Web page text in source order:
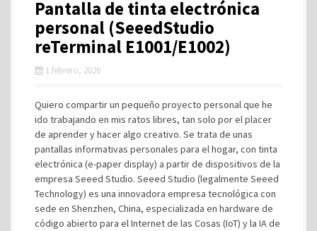
Pantalla de tinta electrónica
personal (SeeedStudio
reTerminal E1001/E1002)
1 febrero, 2026
Quiero compartir un pequeño proyecto personal que he
ido trabajando en mis ratos libres, tan solo por el placer
de aprender y hacer algo creativo. Se trata de unas
pantallas informativas personales para el hogar, con tinta
electrónica (e-paper display) a partir de dispositivos de la
empresa Seeed Studio. Seeed Studio (legalmente Seeed
Technology) es una innovadora empresa tecnológica con
sede en Shenzhen, China, especializada en hardware de
código abierto para el Internet de las Cosas (IoT) y la IA de